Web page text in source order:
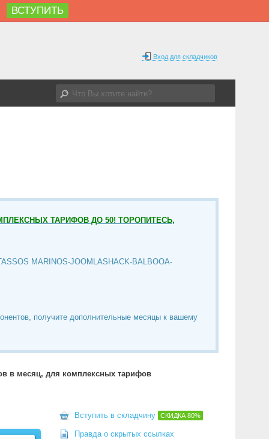
ВСТУПИТЬ
Вход для складчиков
ТАРИФОВ ДО 50! ТОРОПИТЕСЬ,
MARINOS-JOOMLASHACK-BALBOOA-
получите дополнительные месяцы к вашему
в месяц, для комплексных тарифов
Вступить в складчину СКИДКА 80%
Правда о скрытых ссылках